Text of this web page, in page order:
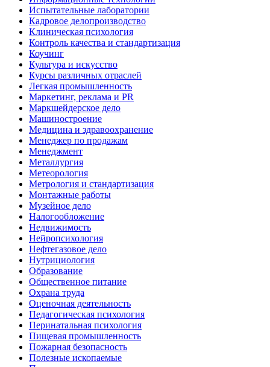
Испытательные лаборатории
Кадровое делопроизводство
Клиническая психология
Контроль качества и стандартизация
Коучинг
Культура и искусство
Курсы различных отраслей
Легкая промышленность
Маркетинг, реклама и PR
Маркшейдерское дело
Машиностроение
Медицина и здравоохранение
Менеджер по продажам
Менеджмент
Металлургия
Метеорология
Метрология и стандартизация
Монтажные работы
Музейное дело
Налогообложение
Недвижимость
Нейропсихология
Нефтегазовое дело
Нутрициология
Образование
Общественное питание
Охрана труда
Оценочная деятельность
Педагогическая психология
Перинатальная психология
Пищевая промышленность
Пожарная безопасность
Полезные ископаемые